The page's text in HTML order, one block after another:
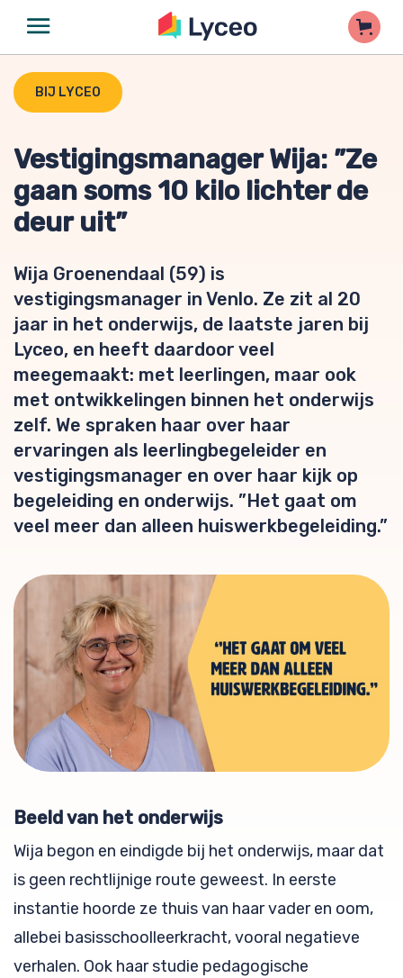
BIJ LYCEO
Vestigingsmanager Wija: ”Ze
gaan soms 10 kilo lichter de
deur uit”
Wija Groenendaal (59) is
vestigingsmanager in Venlo. Ze zit al 20
jaar in het onderwijs, de laatste jaren bij
Lyceo, en heeft daardoor veel
meegemaakt: met leerlingen, maar ook
met ontwikkelingen binnen het onderwijs
zelf. We spraken haar over haar
ervaringen als leerlingbegeleider en
vestigingsmanager en over haar kijk op
begeleiding en onderwijs. ”Het gaat om
veel meer dan alleen huiswerkbegeleiding.”
Beeld van het onderwijs
Wija begon en eindigde bij het onderwijs, maar dat
is geen rechtlijnige route geweest. In eerste
instantie hoorde ze thuis van haar vader en oom,
allebei basisschoolleerkracht, vooral negatieve
verhalen. Ook haar studie pedagogische